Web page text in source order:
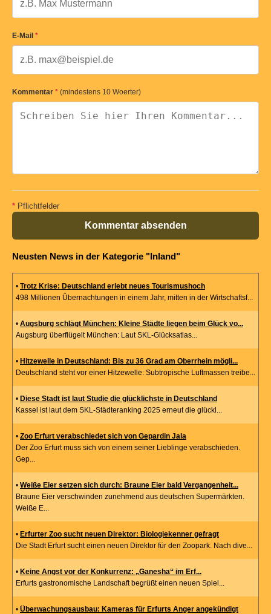
E-Mail *
Kommentar * (mindestens 10 Woerter)
* Pflichtfelder
Kommentar absenden
Neusten News in der Kategorie "Inland"
• Trotz Krise: Deutschland erlebt neues Tourismushoch
498 Millionen Übernachtungen in einem Jahr, mitten in der Wirtschaftsf...
• Augsburg schlägt München: Kleine Städte liegen beim Glück vo...
Augsburg überflügelt München: Laut SKL-Glücksatlas...
• Hitzewelle in Deutschland: Bis zu 36 Grad am Oberrhein mögli...
Deutschland steht vor einer Hitzewelle: Subtropische Luftmassen treibe...
• Diese Stadt ist laut Studie die glücklichste in Deutschland
Kassel ist laut dem SKL-Städteranking 2025 erneut die glückl...
• Zoo Erfurt verabschiedet sich von Gepardin Jala
Der Zoo Erfurt muss sich von einem seiner Lieblinge verabschieden.
Gep...
• Weiße Eier setzen sich durch: Braune Eier bald Vergangenheit...
Braune Eier verschwinden zunehmend aus deutschen Supermärkten.
Weiße E...
• Erfurter Zoo sucht neuen Direktor: Biologiekenner gefragt
Die Stadt Erfurt sucht einen neuen Direktor für den Zoopark. Nach dive...
• Keine Angst vor der Konkurrenz: „Ganesha“ im Erf...
Erfurts gastronomische Landschaft begrüßt einen neuen Spiel...
• Überwachungsausbau: Kameras für Erfurts Anger angekündigt